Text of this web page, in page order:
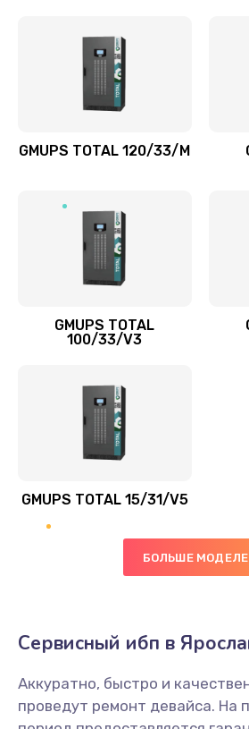
GMUPS TOTAL 120/33/M
GMUPS TOTAL
100/33/V3
GMUPS TOTAL 15/31/V5
БОЛЬШЕ
Сервисный ибп в
Аккуратно, быстро и
проведут ремонт девайса. На